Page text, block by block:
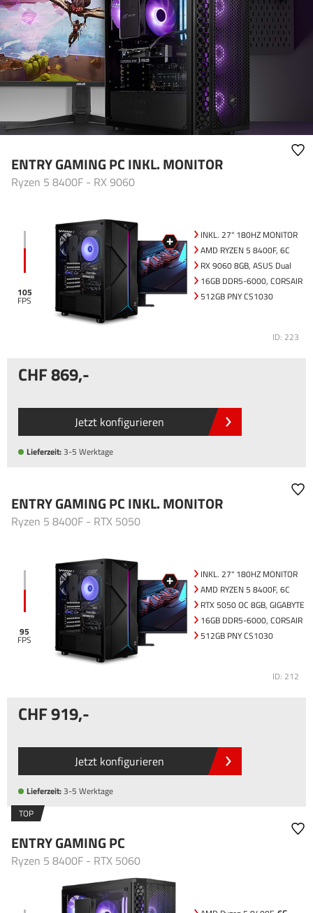
ENTRY GAMING PC INKL. MONITOR
Ryzen 5 8400F - RX 9060
105
INKL. 27" 180HZ MONITOR
AMD RYZEN 5 8400F, 6C
RX 9060 8GB, ASUS Dual
16GB DDR5-6000, CORSAIR
512GB PNY CS1030
ID: 223
869,-
Jetzt konfigurieren
Lieferzeit:3-5 Werktage
ENTRY GAMING PC INKL. MONITOR
Ryzen 5 8400F - RTX 5050
95
INKL. 27" 180HZ MONITOR
AMD RYZEN 5 8400F, 6C
RTX 5050 OC 8GB, GIGABYTE
16GB DDR5-6000, CORSAIR
512GB PNY CS1030
ID: 212
919,-
Jetzt konfigurieren
Lieferzeit:3-5 Werktage
TOP
ENTRY GAMING PC
Ryzen 5 8400F - RTX 5060